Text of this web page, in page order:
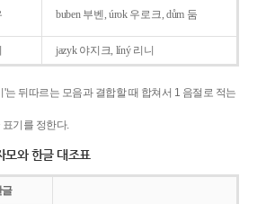
buben 부벤, úrok 우로크, dům 둠
jazyk야지크, líný 리니
'는 뒤따르는 모음과 결합할 때 합쳐서 1 음절로 적는
기를 정한다.
모와 한글 대조표
글